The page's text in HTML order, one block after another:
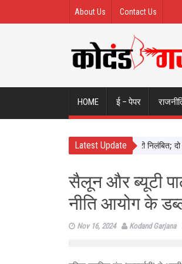
About Us Contact Us
HOME ई – पेपर
Latest Update
ने छिंदवाड़ा में दिखाई सख्ती, 3 अधिकारी निलंबित; दो की
सैलून और ब्यूटी
नीति आयोग के
Nov 16, 2024 Kodand Garjana